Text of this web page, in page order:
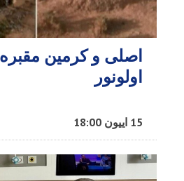
اصلی و کرمین
اولونور
15 اییون 18:00